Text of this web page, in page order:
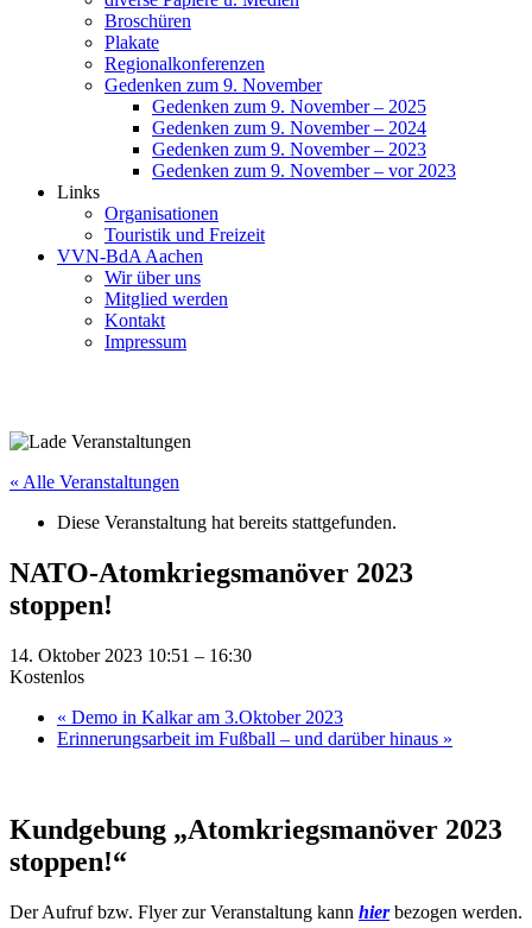
Broschüren
Plakate
Regionalkonferenzen
Gedenken zum 9. November
Gedenken zum 9. November – 2025
Gedenken zum 9. November – 2024
Gedenken zum 9. November – 2023
Gedenken zum 9. November – vor 2023
Links
Organisationen
Touristik und Freizeit
VVN-BdA Aachen
Wir über uns
Mitglied werden
Kontakt
Impressum
« Alle Veranstaltungen
Diese Veranstaltung hat bereits stattgefunden.
NATO-Atomkriegsmanöver 2023
stoppen!
14. Oktober 2023 10:51 – 16:30
Kostenlos
« Demo in Kalkar am 3.Oktober 2023
Erinnerungsarbeit im Fußball – und darüber hinaus »
Kundgebung „Atomkriegsmanöver 2023
stoppen!“
Der Aufruf bzw. Flyer zur Veranstaltung kann hierbezogen werden.